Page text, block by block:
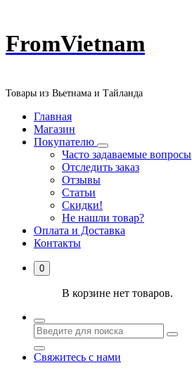
Перейти
к
FromVietnam
Товары из Вьетнама и Тайланда
Главная
Магазин
Покупателю
Часто задаваемые вопросы
Отследить заказ
Отзывы
Статьи
Скидки!
Не нашли товар?
Оплата и Доставка
Контакты
0
В корзине нет товаров.
Свяжитесь с нами